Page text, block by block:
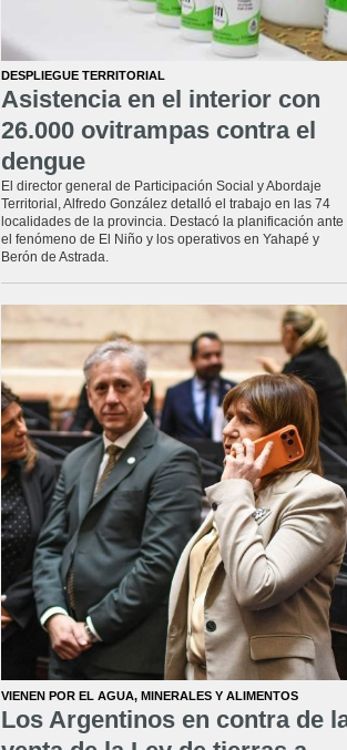
DESPLIEGUE TERRITORIAL
Asistencia en el interior con
26.000 ovitrampas contra el
dengue
El director general de Participación Social y Abordaje
Territorial, Alfredo González detalló el trabajo en las 74
localidades de la provincia. Destacó la planificación ante
el fenómeno de El Niño y los operativos en Yahapé y
Berón de Astrada.
VIENEN POR EL AGUA, MINERALES Y ALIMENTOS
Los Argentinos en contra de